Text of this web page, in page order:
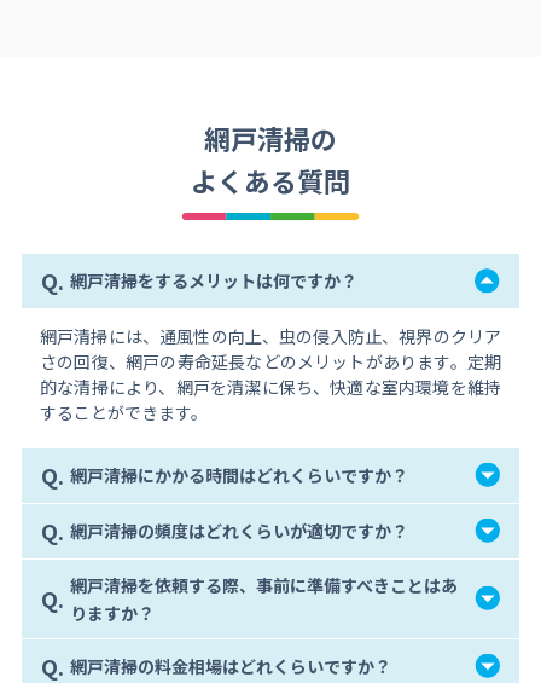
網戸清掃の
よくある質問
Q. 網戸清掃をするメリットは何ですか？
網戸清掃には、通風性の向上、虫の侵入防止、視界のクリア
さの回復、網戸の寿命延長などのメリットがあります。定期
的な清掃により、網戸を清潔に保ち、快適な室内環境を維持
することができます。
Q. 網戸清掃にかかる時間はどれくらいですか？
Q. 網戸清掃の頻度はどれくらいが適切ですか？
Q. 網戸清掃を依頼する際、事前に準備すべきことはあ
りますか？
Q. 網戸清掃の料金相場はどれくらいですか？